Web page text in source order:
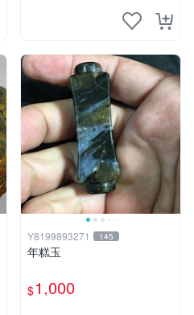
Y8199893271 145
年糕玉
$1,000